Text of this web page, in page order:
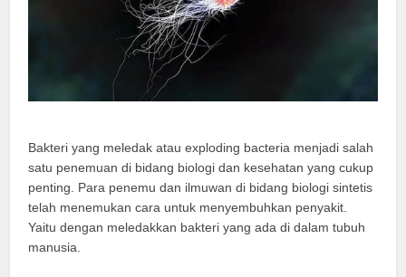
Bakteri yang meledak atau exploding bacteria menjadi salah
satu penemuan di bidang biologi dan kesehatan yang cukup
penting. Para penemu dan ilmuwan di bidang biologi sintetis
telah menemukan cara untuk menyembuhkan penyakit.
Yaitu dengan meledakkan bakteri yang ada di dalam tubuh
manusia.